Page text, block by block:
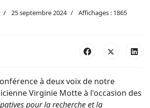
25 septembre 2024
Affichages : 1865
à deux voix de notre
Virginie Motte à l'occasion des
pour la recherche et la